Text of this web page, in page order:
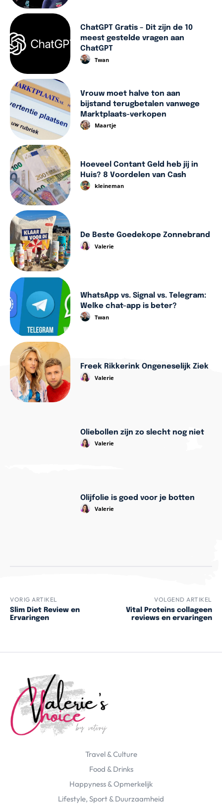
ChatGPT Gratis – Dit zijn de 10
meest gestelde vragen aan
ChatGPT
Twan
Vrouw moet halve ton aan
bijstand terugbetalen vanwege
Marktplaats-verkopen
Maartje
Hoeveel Contant Geld heb jij in
Huis? 8 Voordelen van Cash
kleineman
De Beste Goedekope Zonnebrand
Valerie
WhatsApp vs. Signal vs. Telegram:
Welke chat-app is beter?
Twan
Freek Rikkerink Ongeneselijk Ziek
Valerie
Oliebollen zijn zo slecht nog niet
Valerie
Olijfolie is goed voor je botten
Valerie
VORIG ARTIKEL
Slim Diet Review en
Ervaringen
VOLGEND ARTIKEL
Vital Proteins collageen
reviews en ervaringen
Travel & Culture
Food & Drinks
Happyness & Opmerkelijk
Lifestyle, Sport & Duurzaamheid